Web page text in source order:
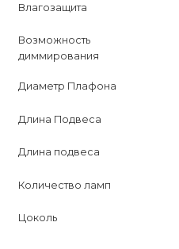
Влагозащита
Возможность
диммирования
Диаметр Плафона
Длина Подвеса
Длина подвеса
Количество ламп
Цоколь